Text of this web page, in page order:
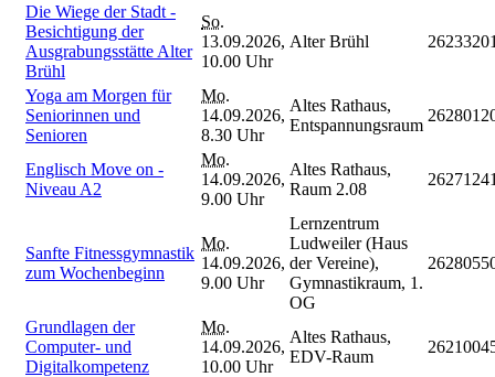
Die Wiege der Stadt -
Besichtigung der
Ausgrabungsstätte Alter
Brühl
So.
13.09.2026,
10.00 Uhr
Alter Brühl
Yoga am Morgen für
Seniorinnen und
Senioren
Mo.
14.09.2026,
8.30 Uhr
Altes Rathaus,
Entspannungsraum
Englisch Move on -
Niveau A2
Mo.
14.09.2026,
9.00 Uhr
Altes Rathaus,
Raum 2.08
Sanfte Fitnessgymnastik
zum Wochenbeginn
Mo.
14.09.2026,
9.00 Uhr
Lernzentrum
Ludweiler (Haus
der Vereine),
Gymnastikraum, 1.
OG
Grundlagen der
Computer- und
Digitalkompetenz
Mo.
14.09.2026,
10.00 Uhr
Altes Rathaus,
EDV-Raum